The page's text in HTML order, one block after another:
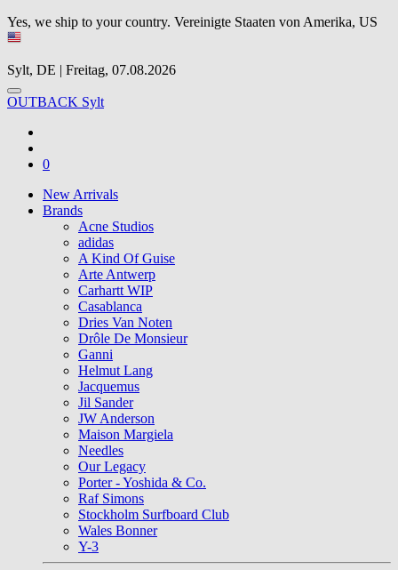
Yes, we ship to your country. Vereinigte Staaten von Amerika, US
Sylt, DE | Freitag, 07.08.2026
OUTBACK Sylt
0
New Arrivals
Brands
Acne Studios
adidas
A Kind Of Guise
Arte Antwerp
Carhartt WIP
Casablanca
Dries Van Noten
Drôle De Monsieur
Ganni
Helmut Lang
Jacquemus
Jil Sander
JW Anderson
Maison Margiela
Needles
Our Legacy
Porter - Yoshida & Co.
Raf Simons
Stockholm Surfboard Club
Wales Bonner
Y-3